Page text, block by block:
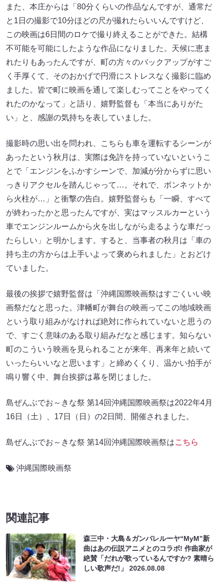
また、本庄からは「80分くらいの作品なんですが、通常だ
と1日の撮影で10分ほどの尺が撮れたらいいんですけど、
この映画は6日間のロケで撮り終えることができた。結構
不可能を可能にしたような作品になりました。天候に恵ま
れたりもあったんですが、町の方々のバックアップがすご
く手厚くて、そのおかげで円滑にストレスなく撮影に臨め
ました。皆で町に映画を通して楽しむってことをやってく
れたのかなって」と語り、嬉野監督も「本当にありがた
い」と、感謝の気持ちを表していました。
撮影時の思い出を問われ、こちらも車を運転するシーンが
あったという秋月は、実際は免許を持っていないというこ
とで「エンジンをふかすシーンで、加減が分からずに思い
っきりアクセルを踏んじゃって…。それで、ボンネットか
ら火柱が…」と衝撃の告白。嬉野監督らも「一瞬、すべて
が終わったかと思ったんですが、実はマッスルカーという
車でエンジンルームから火を出しながら走るような車だっ
たらしい」と明かします。すると、当事者の秋月は「車の
持ち主の方からは上手いよって褒められました」とおどけ
ていました。
最後の挨拶で嬉野監督は「沖縄国際映画祭はすごくいい映
画祭だなと思った。津幡町が舞台の映画ってこの地域映画
という取り組みがなければ絶対に作られていないと思うの
で、すごく意味のある取り組みだなと感じます。知らない
町のこういう映画を見られることが来年、再来年と続いて
いったらいいなと思います」と締めくくり、温かい拍手が
鳴り響く中、舞台挨拶は幕を閉じました。
島ぜんぶでお～きな祭 第14回沖縄国際映画祭は2022年4月
16日（土）、17日（日）の2日間、開催されました。
島ぜんぶでお～きな祭 第14回沖縄国際映画祭はこちら
沖縄国際映画祭
関連記事
森三中・大島＆ガンバレルーヤ“MyM”新
曲はあの伝説アニメとのコラボ! 作曲家が
絶賛「だれが歌っているんですか? 素晴ら
しい歌声だ!」2026.08.08